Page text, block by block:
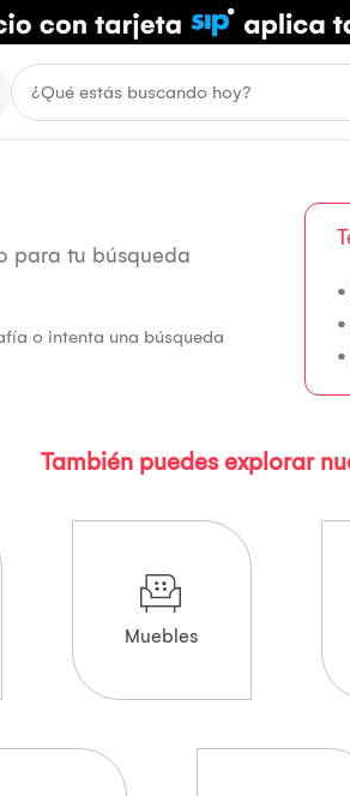
para tu búsqueda
o intenta una búsqueda
•
•
•
También puedes explorar
Muebles